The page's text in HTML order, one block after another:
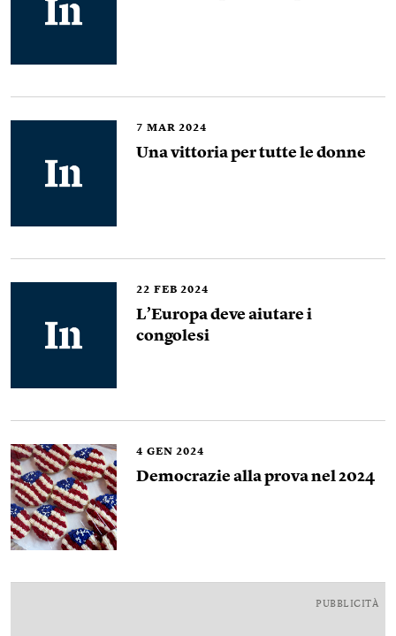
7 MAR 2024
Una vittoria per tutte le donne
22 FEB 2024
L’Europa deve aiutare i
congolesi
4 GEN 2024
Democrazie alla prova nel 2024
PUBBLICITÀ